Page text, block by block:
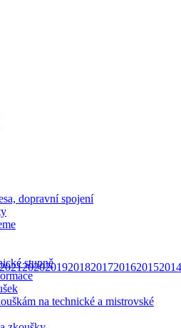
dopravní spojení
stupně
na technické a mistrovské
20212020201920182017201620152014